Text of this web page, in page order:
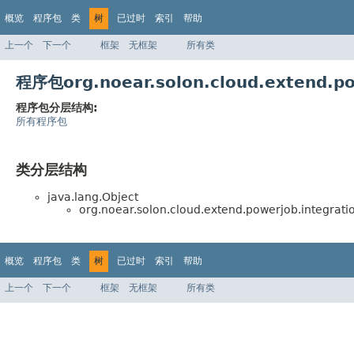
概览 程序包 类 树 已过时 索引 帮助
上一个 下一个 框架 无框架 所有类
程序包
程序包分层结构:
所有程序包
类分层结构
java.lang.Object
概览 程序包 类 树 已过时 索引 帮助
上一个 下一个 框架 无框架 所有类